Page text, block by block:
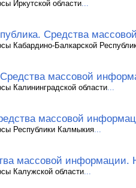
Иркутской области
Средства
Кабардино-Балкарской
Средства массовой
Калининградской области
массовой
Республики Калмыкия
массовой информации.
Калужской области